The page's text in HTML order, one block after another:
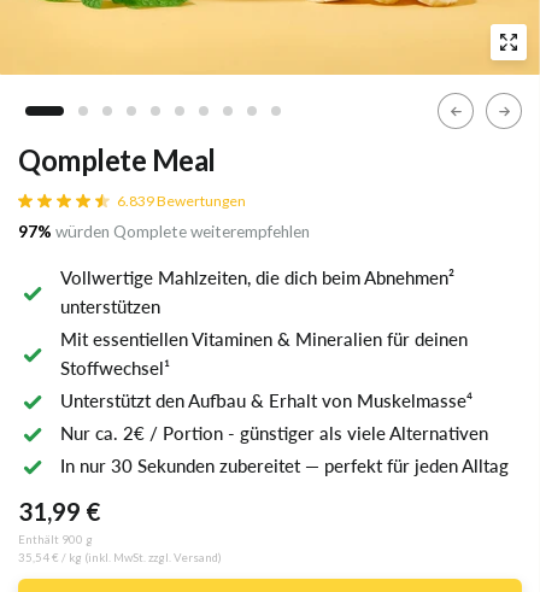
Qomplete Meal
Vollwertiger Mahlzeiten-Shake für deine Ziele
6.839Bewertungen
97%würden Qomplete weiterempfehlen
Vollwertige Mahlzeiten, die dich beim Abnehmen²
unterstützen
Mit essentiellen Vitaminen & Mineralien für deinen
Stoffwechsel¹
Unterstützt den Aufbau & Erhalt von Muskelmasse⁴
Nur ca. 2€ / Portion - günstiger als viele Alternativen
In nur 30 Sekunden zubereitet — perfekt für jeden Alltag
31,99 €
Enthält 900 g
35,54 € / kg (inkl. MwSt. zzgl. Versand)